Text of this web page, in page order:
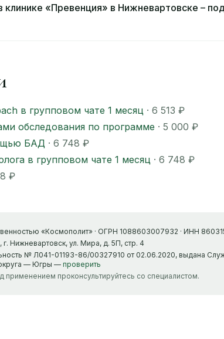
клинике «Превенция» в Нижневартовске –
в групповом чате 1 месяц · 6 513 ₽
обследования по программе · 5 000 ₽
БАД · 6 748 ₽
в групповом чате 1 месяц · 6 748 ₽
₽
«Космополит» · ОГРН 1088603007932 · ИНН
ул. Мира, д. 5П, стр. 4
№ Л041-01193-86/00327910 от 02.06.2020, выдана
— Югры — проверить
проконсультируйтесь со специалистом.